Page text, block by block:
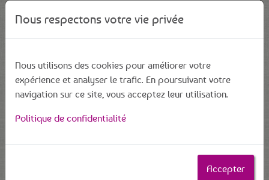
Dernières actus
Salon de l'emploi 2025
Nous respectons votre vie privée
Nous utilisons des cookies pour améliorer votre
expérience et analyser le trafic. En poursuivant votre
navigation sur ce site, vous acceptez leur utilisation.
Politique de confidentialité
Accepter